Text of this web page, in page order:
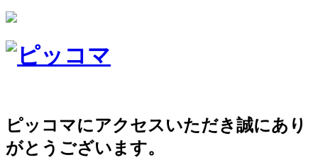
ピッコマにアクセスいただき誠にあり
がとうございます。